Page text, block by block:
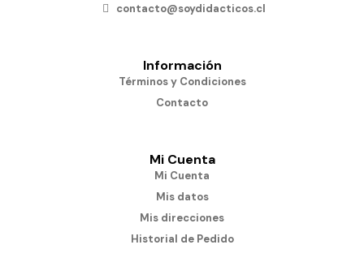
contacto@soydidacticos.cl
Información
Términos y Condiciones
Contacto
Mi Cuenta
Mi Cuenta
Mis datos
Mis direcciones
Historial de Pedido